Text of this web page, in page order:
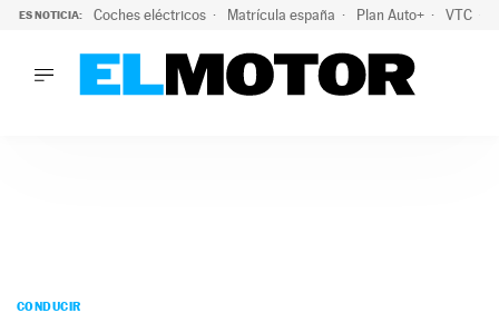
ES NOTICIA: Coches eléctricos Matrícula españa Plan Auto+ VTC
PODCAST
CONDUCIR